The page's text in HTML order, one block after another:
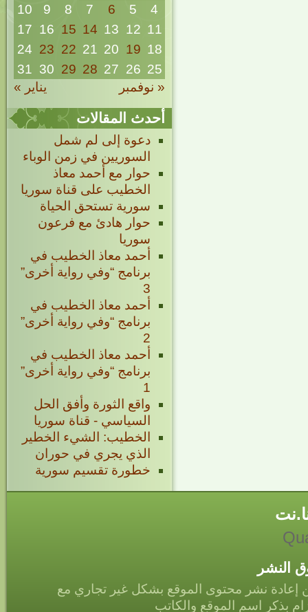
« نوفمبر يناير »
4
5
6
7
8
9
10
11
12
13
14
15
16
17
18
19
20
21
22
23
24
25
26
27
28
29
30
31
أحدث المقالات
دعوة إلى لم شمل
السوريين في زمن الوباء
حوار مع أحمد معاذ
الخطيب على قناة سوريا
سورية تستحق الحياة
حوار هادئ مع فرعون
سوريا
أحمد معاذ الخطيب في
برنامج “وفي رواية أخرى”
3
أحمد معاذ الخطيب في
برنامج “وفي رواية أخرى”
2
أحمد معاذ الخطيب في
برنامج “وفي رواية أخرى”
1
واقع الثورة وأفق الحل
السياسي - قناة سوريا
الخطيب: الشيء الخطير
الذي يجري في حوران
خطورة تقسيم سورية
النشر
إعادة نشر محتوى الموقع بشكل غير تجاري مع
بذكر اسم الموقع والكاتب